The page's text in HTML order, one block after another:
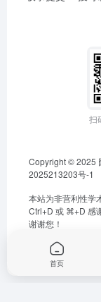
扫
Copyright © 2025
2025213203号-1
本站为非营利性学
Ctrl+D 或 ⌘+D 感
谢谢您！
首页